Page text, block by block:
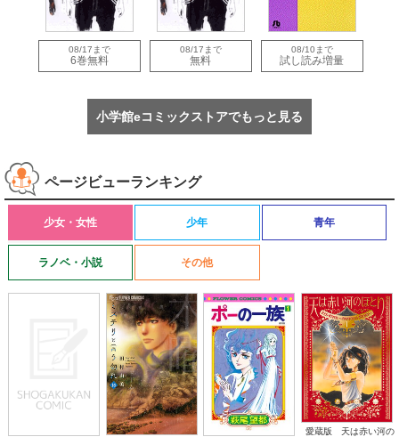
08/17まで
6巻無料
08/17まで
無料
08/10まで
試し読み増量
小学館eコミックストアでもっと見る
ページビューランキング
少女・女性 少年 青年
ラノベ・小説 その他
愛蔵版 天は赤い河の